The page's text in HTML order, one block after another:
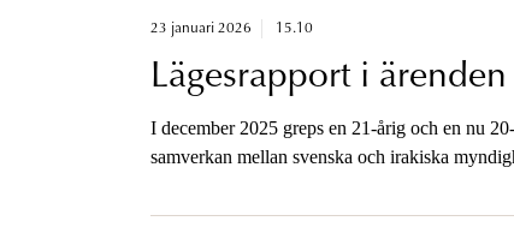
23 januari 2026 15.10
Lägesrapport i
I december 2025 greps en 21-årig och en nu
samverkan mellan svenska och irakiska
grova våldsbrott.